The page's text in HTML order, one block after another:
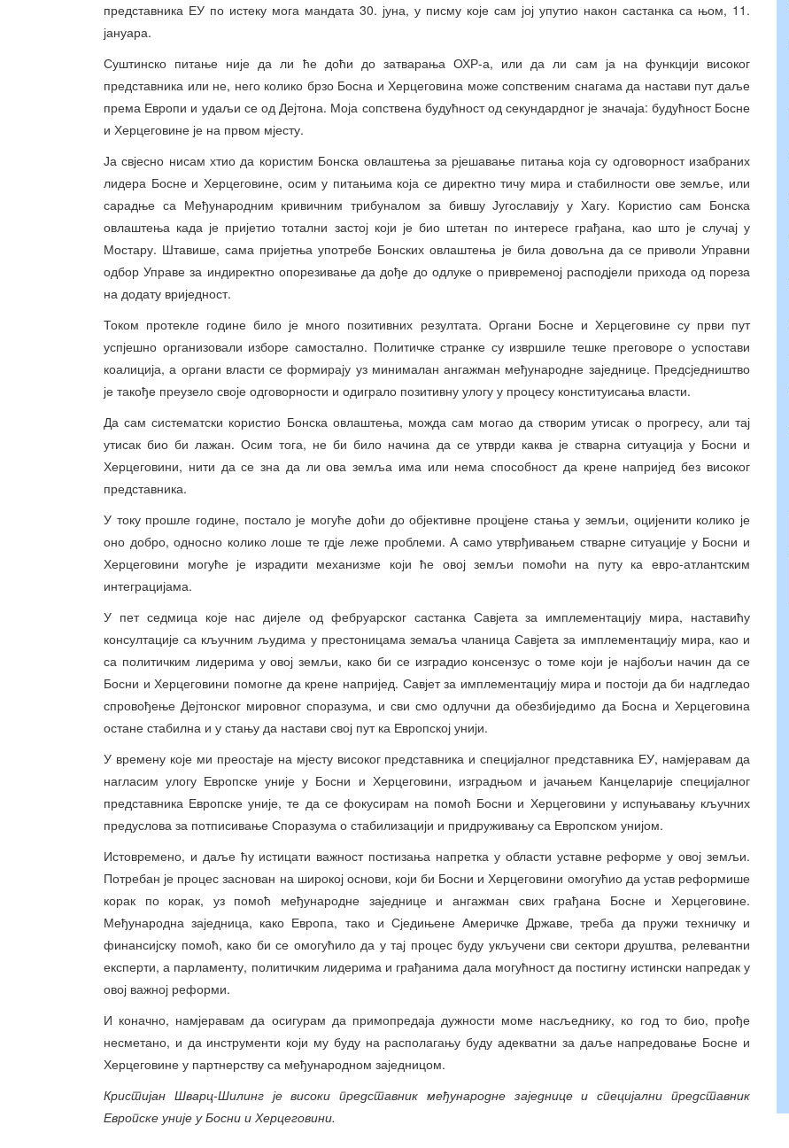
представника ЕУ по истеку мога мандата 30. јуна, у писму које сам јој упутио након састанка са њом, 11.
јануара.
Суштинско питање није да ли ће доћи до затварања ОХР-а, или да ли сам ја на функцији високог
представника или не, него колико брзо Босна и Херцеговина може сопственим снагама да настави пут даље
према Европи и удаљи се од Дејтона. Моја сопствена будућност од секундардног је значаја: будућност Босне
и Херцеговине је на првом мјесту.
Ја свјесно нисам хтио да користим Бонска овлаштења за рјешавање питања која су одговорност изабраних
лидера Босне и Херцеговине, осим у питањима која се директно тичу мира и стабилности ове земље, или
сарадње са Међународним кривичним трибуналом за бившу Југославију у Хагу. Користио сам Бонска
овлаштења када је пријетио тотални застој који је био штетан по интересе грађана, као што је случај у
Мостару. Штавише, сама пријетња употребе Бонских овлаштења је била довољна да се приволи Управни
одбор Управе за индиректно опорезивање да дође до одлуке о привременој расподјели прихода од пореза
на додату вриједност.
Током протекле године било је много позитивних резултата. Органи Босне и Херцеговине су први пут
успјешно организовали изборе самостално. Политичке странке су извршиле тешке преговоре о успостави
коалиција, а органи власти се формирају уз минималан ангажман међународне заједнице. Предсједништво
је такође преузело своје одговорности и одиграло позитивну улогу у процесу конституисања власти.
Да сам систематски користио Бонска овлаштења, можда сам могао да створим утисак о прогресу, али тај
утисак био би лажан. Осим тога, не би било начина да се утврди каква је стварна ситуација у Босни и
Херцеговини, нити да се зна да ли ова земља има или нема способност да крене напријед без високог
представника.
У току прошле године, постало је могуће доћи до објективне процјене стања у земљи, оцијенити колико је
оно добро, односно колико лоше те гдје леже проблеми. А само утврђивањем стварне ситуације у Босни и
Херцеговини могуће је израдити механизме који ће овој земљи помоћи на путу ка евро-атлантским
интеграцијама.
У пет седмица које нас дијеле од фебруарског састанка Савјета за имплементацију мира, наставићу
консултације са кључним људима у престоницама земаља чланица Савјета за имплементацију мира, као и
са политичким лидерима у овој земљи, како би се изградио консензус о томе који је најбољи начин да се
Босни и Херцеговини помогне да крене напријед. Савјет за имплементацију мира и постоји да би надгледао
спровођење Дејтонског мировног споразума, и сви смо одлучни да обезбиједимо да Босна и Херцеговина
остане стабилна и у стању да настави свој пут ка Европској унији.
У времену које ми преостаје на мјесту високог представника и специјалног представника ЕУ, намјеравам да
нагласим улогу Европске уније у Босни и Херцеговини, изградњом и јачањем Канцеларије специјалног
представника Европске уније, те да се фокусирам на помоћ Босни и Херцеговини у испуњавању кључних
предуслова за потписивање Споразума о стабилизацији и придруживању са Европском унијом.
Истовремено, и даље ћу истицати важност постизања напретка у области уставне реформе у овој земљи.
Потребан је процес заснован на широкој основи, који би Босни и Херцеговини омогућио да устав реформише
корак по корак, уз помоћ међународне заједнице и ангажман свих грађана Босне и Херцеговине.
Међународна заједница, како Европа, тако и Сједињене Америчке Државе, треба да пружи техничку и
финансијску помоћ, како би се омогућило да у тај процес буду укључени сви сектори друштва, релевантни
експерти, а парламенту, политичким лидерима и грађанима дала могућност да постигну истински напредак у
овој важној реформи.
И коначно, намјеравам да осигурам да примопредаја дужности моме насљеднику, ко год то био, прође
несметано, и да инструменти који му буду на располагању буду адекватни за даље напредовање Босне и
Херцеговине у партнерству са међународном заједницом.
Кристијан Шварц-Шилинг је високи представник међународне заједнице и специјални представник
Европске уније у Босни и Херцеговини.